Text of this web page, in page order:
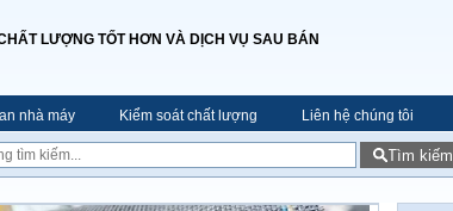
LƯỢNG TỐT HƠN VÀ DỊCH VỤ SAU BÁN
nhà máy Kiểm soát chất lượng Liên hệ chúng tôi
Tìm kiếm